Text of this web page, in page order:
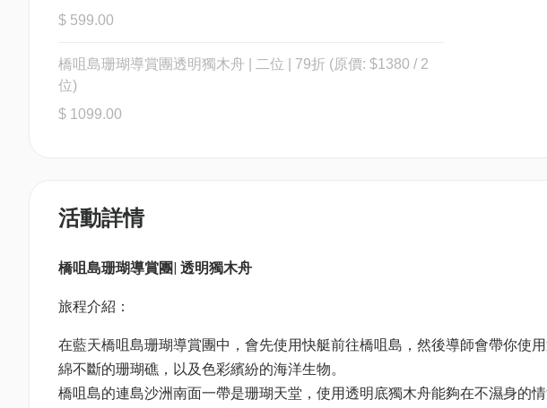
$ 599.00
橋咀島珊瑚導賞團透明獨木舟 | 二位 | 79折 (原價: $1380 / 2
位)
$ 1099.00
活動詳情
橋咀島珊瑚導賞團| 透明獨木舟
旅程介紹：
在藍天橋咀島珊瑚導賞團中，會先使用快艇前往橋咀島，然後導師會帶你使
綿不斷的珊瑚礁，以及色彩繽紛的海洋生物。
橋咀島的連島沙洲南面一帶是珊瑚天堂，使用透明底獨木舟能夠在不濕身的